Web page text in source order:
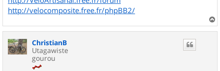
http://velocomposite.free.fr/phpBB2/
a
ChristianB
Utagawiste
gourou